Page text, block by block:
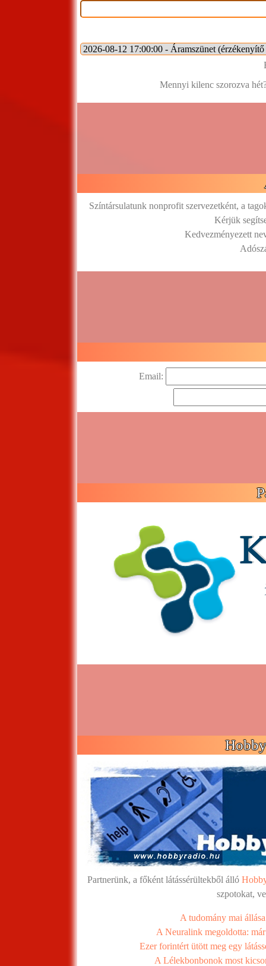
Mennyi kilenc szorozva
Színtársulatunk nonprofit szervezetként, a
Kérjük
Kedvezményezett
Email:
Partnerünk, a főként látássérültekből álló
szpotokat,
A tudomány mai
A Neuralink megoldotta:
Ezer forintért ütött meg egy
A Lélekbonbonok most